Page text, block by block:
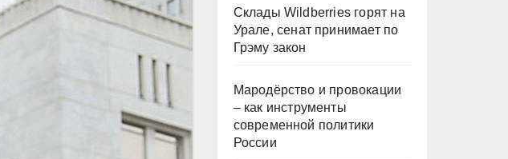
Склады Wildberries горят на
Урале, сенат принимает по
Грэму закон
Мародёрство и провокации
– как инструменты
современной политики
России